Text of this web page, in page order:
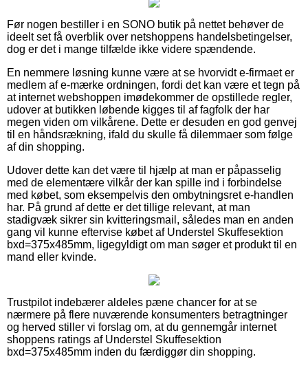
Før nogen bestiller i en SONO butik på nettet behøver de
ideelt set få overblik over netshoppens handelsbetingelser,
dog er det i mange tilfælde ikke videre spændende.
En nemmere løsning kunne være at se hvorvidt e-firmaet er
medlem af e-mærke ordningen, fordi det kan være et tegn på
at internet webshoppen imødekommer de opstillede regler,
udover at butikken løbende kigges til af fagfolk der har
megen viden om vilkårene. Dette er desuden en god genvej
til en håndsrækning, ifald du skulle få dilemmaer som følge
af din shopping.
Udover dette kan det være til hjælp at man er påpasselig
med de elementære vilkår der kan spille ind i forbindelse
med købet, som eksempelvis den ombytningsret e-handlen
har. På grund af dette er det tillige relevant, at man
stadigvæk sikrer sin kvitteringsmail, således man en anden
gang vil kunne eftervise købet af Understel Skuffesektion
bxd=375x485mm, ligegyldigt om man søger et produkt til en
mand eller kvinde.
Trustpilot indebærer aldeles pæne chancer for at se
nærmere på flere nuværende konsumenters betragtninger
og herved stiller vi forslag om, at du gennemgår internet
shoppens ratings af Understel Skuffesektion
bxd=375x485mm inden du færdiggør din shopping.